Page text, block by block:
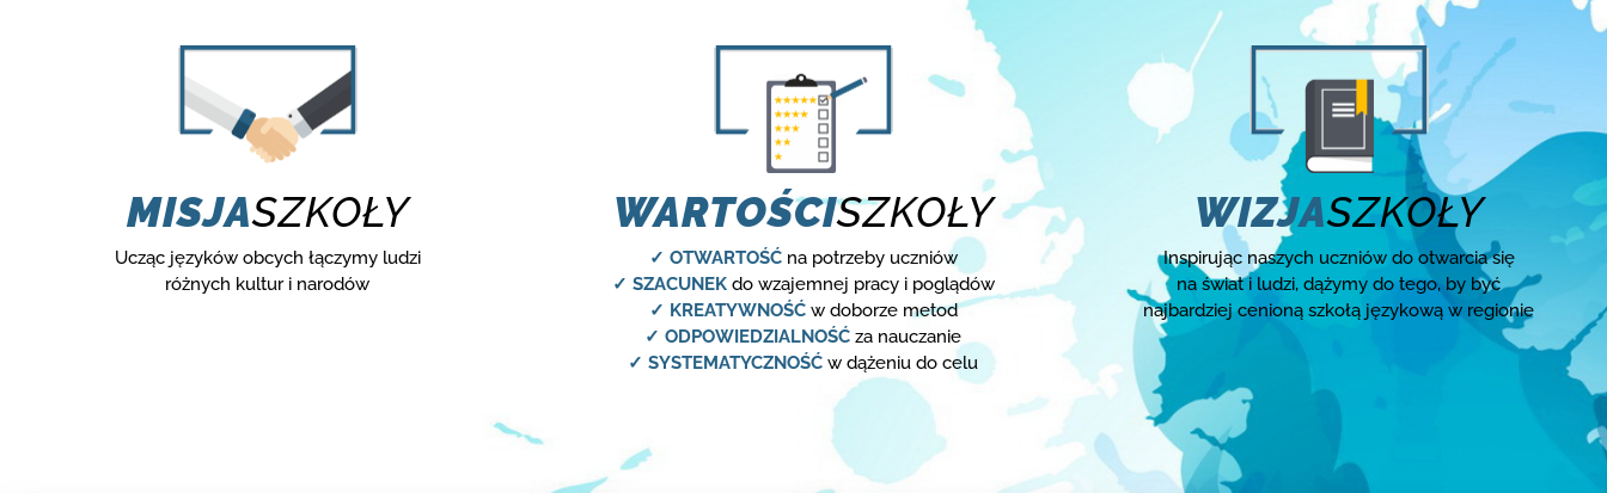
MISJASZKOŁY
Ucząc języków obcych łączymy ludzi
różnych kultur i narodów
WARTOŚCISZKOŁY
✓ OTWARTOŚĆna potrzeby uczniów
✓ SZACUNEKdo wzajemnej pracy i poglądów
✓ KREATYWNOŚĆw doborze metod
✓ ODPOWIEDZIALNOŚĆ za nauczanie
✓ SYSTEMATYCZNOŚĆ w dążeniu do celu
WIZJASZKOŁY
Inspirując naszych uczniów do otwarcia się
na świat i ludzi, dążymy do tego, by być
najbardziej cenioną szkołą językową w regionie